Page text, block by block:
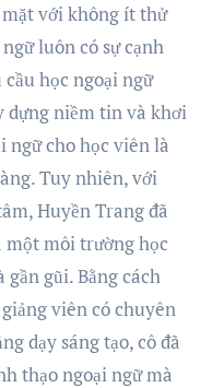
với không ít thử
luôn có sự cạnh
học ngoại ngữ
dựng niềm tin và khơi
ngữ cho học viên là
Tuy nhiên, với
Huyền Trang đã
một môi trường học
gũi. Bằng cách
viên có chuyên
dạy sáng tạo, cô đã
thạo ngoại ngữ mà